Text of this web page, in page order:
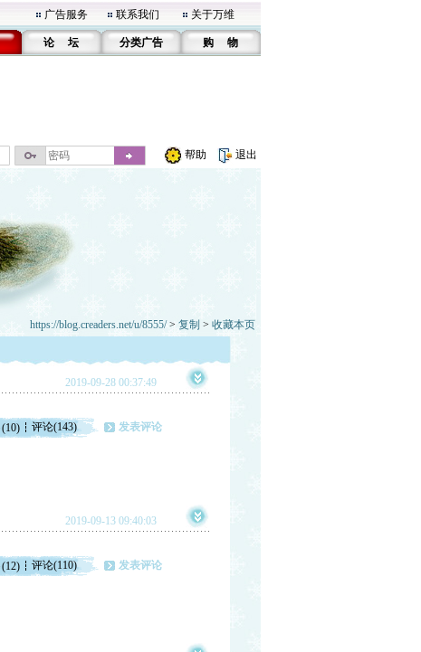
广告服务 联系我们 关于万维
论 坛 分类广告 购 物
帮助 退出
https://blog.creaders.net/u/8555/> 复制 > 收藏本页
2019-09-28 00:37:49
(10) 评论(143) 发表评论
2019-09-13 09:40:03
(12) 评论(110) 发表评论